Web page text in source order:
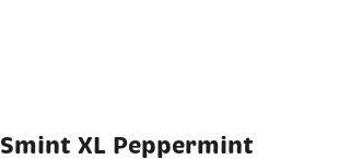
Smint XL Peppermint